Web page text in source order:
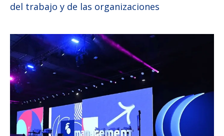
del trabajo y de las organizaciones